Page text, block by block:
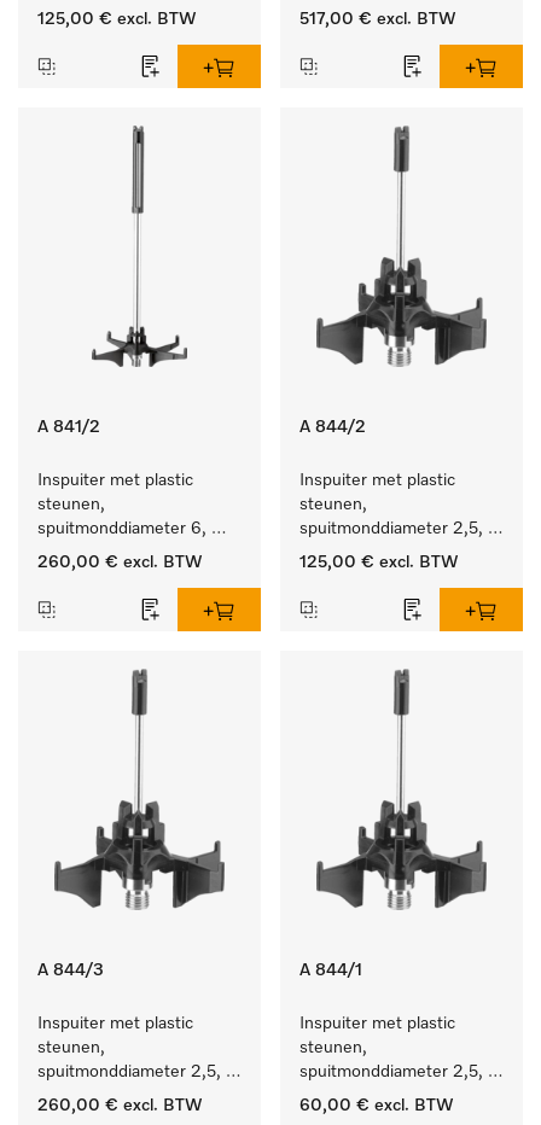
lengte 210 mm, 5 stuks
125,00 € excl. BTW
lengte 210 mm, 20 stuks
517,00 € excl. BTW
A 841/2
Inspuiter met plastic
steunen,
spuitmonddiameter 6,
lengte 210 mm, 10 stuks
260,00 € excl. BTW
A 844/2
Inspuiter met plastic
steunen,
spuitmonddiameter 2,5,
lengte 80 mm, 10 stuks.
125,00 € excl. BTW
A 844/3
Inspuiter met plastic
steunen,
spuitmonddiameter 2,5,
lengte 80 mm, 20 stuks.
260,00 € excl. BTW
A 844/1
Inspuiter met plastic
steunen,
spuitmonddiameter 2,5,
lengte 80 mm, 5 stuks.
60,00 € excl. BTW